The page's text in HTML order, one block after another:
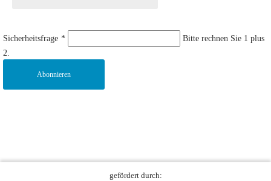
Sicherheitsfrage *
Bitte rechnen Sie 1 plus
2.
Abonnieren
gefördert durch: